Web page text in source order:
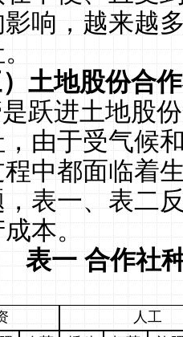
响，越来越
土地股份合
跃进土地股
由于受气候
中都面临着
表一、表二
本。
表一合作社
人工